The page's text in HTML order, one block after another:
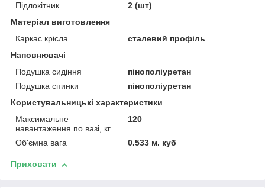
Підлокітник
2 (шт)
Матеріал виготовлення
Каркас крісла
сталевий профіль
Наповнювачі
Подушка сидіння
пінополіуретан
Подушка спинки
пінополіуретан
Користувальницькі характеристики
Максимальне
навантаження по вазі, кг
120
Об'ємна вага 0.533 м. куб
Приховати